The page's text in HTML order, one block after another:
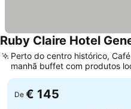
Ruby Claire Hotel
Perto do centro histórico,
manhã buffet com produtos
De € 145